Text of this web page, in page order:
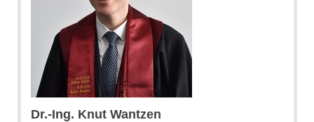
Dr.-Ing. Knut Wantzen